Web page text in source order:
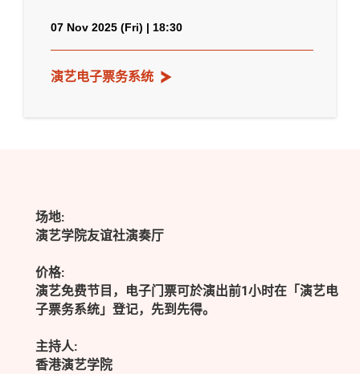
07 Nov 2025 (Fri) | 18:30
演艺电子票务系统
场地:
演艺学院友谊社演奏厅
价格:
演艺免费节目，电子门票可於演出前1小时在「演艺电
子票务系统」登记，先到先得。
主持人:
香港演艺学院